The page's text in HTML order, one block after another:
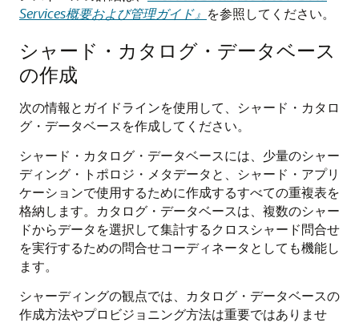
Services概要および管理ガイド』 を参照してください。
シャード・カタログ・データベース
の作成
次の情報とガイドラインを使用して、シャード・カタロ
グ・データベースを作成してください。
シャード・カタログ・データベースには、少量のシャー
ディング・トポロジ・メタデータと、シャード・アプリ
ケーションで使用するために作成するすべての重複表を
格納します。カタログ・データベースは、複数のシャー
ドからデータを選択して集計するクロスシャード問合せ
を実行するための問合せコーディネータとしても機能し
ます。
シャーディングの観点では、カタログ・データベースの
作成方法やプロビジョニング方法は重要ではありませ